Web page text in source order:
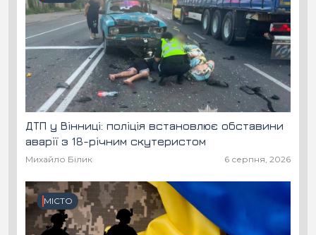
ДТП у Вінниці: поліція встановлює обставини
аварії з 18-річним скутеристом
Михайло Білик 6 серпня, 2026
МІСТО